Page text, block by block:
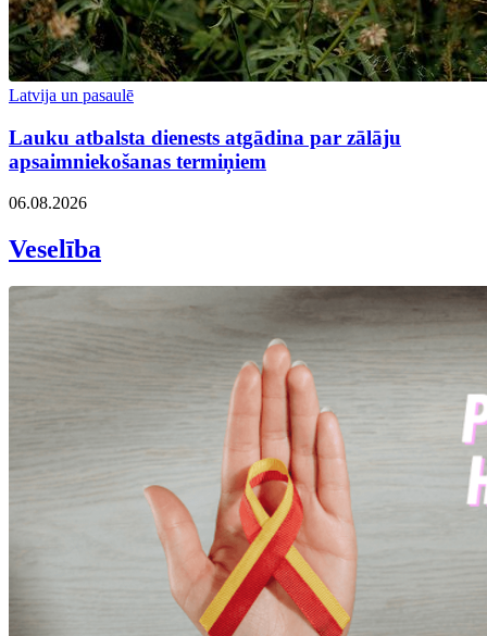
Latvija un pasaulē
Lauku atbalsta dienests atgādina par zālāju
apsaimniekošanas termiņiem
06.08.2026
Veselība